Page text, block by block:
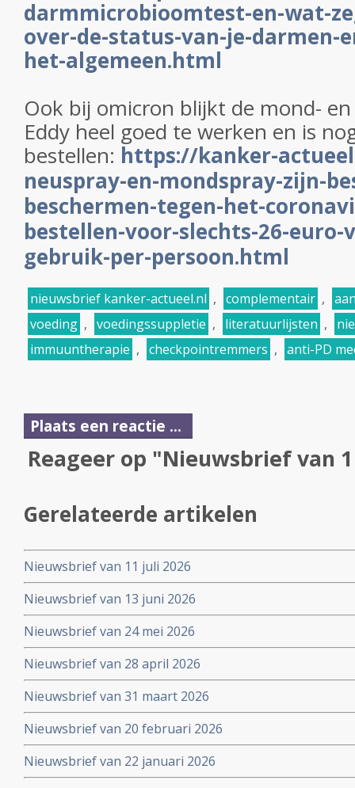
darmmicrobioomtest-en-wat-
over-de-status-van-je-darmen-
het-algemeen.html
Ook bij omicron blijkt de mond-
Eddy heel goed te werken en is
bestellen: https://kanker-
neuspray-en-mondspray-zijn-
beschermen-tegen-het-
bestellen-voor-slechts-26-euro-
gebruik-per-persoon.html
nieuwsbrief kanker-actueel.nl , complementair ,
voeding , voedingssuppletie , literatuurlijsten ,
immuuntherapie , checkpointremmers , anti-PD
Plaats een reactie ...
Reageer op "Nieuwsbrief van
Gerelateerde artikelen
Nieuwsbrief van 11 juli 2026
Nieuwsbrief van 13 juni 2026
Nieuwsbrief van 24 mei 2026
Nieuwsbrief van 28 april 2026
Nieuwsbrief van 31 maart 2026
Nieuwsbrief van 20 februari 2026
Nieuwsbrief van 22 januari 2026